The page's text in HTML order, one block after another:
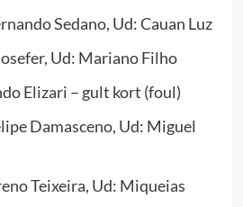
Sedano, Ud: Cauan Luz
Ud: Mariano Filho
Elizari – gult kort (foul)
Damasceno, Ud: Miguel
Teixeira, Ud: Miqueias